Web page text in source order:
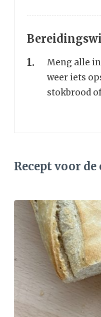
Meng alle
weer iets
stokbrood
Recept voor